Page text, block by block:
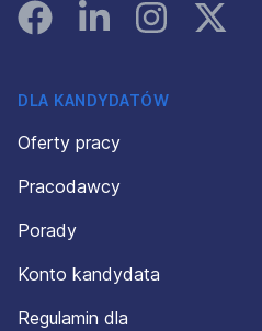
FacebookLinked InInstagramInstagram
DLA KANDYDATÓW
Oferty pracy
Pracodawcy
Porady
Konto kandydata
Regulamin dla